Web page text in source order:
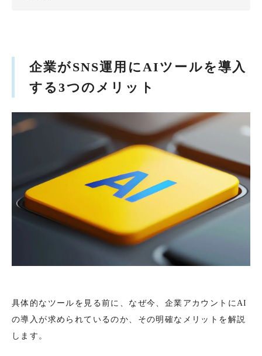
企業がSNS運用にAIツールを導入
する3つのメリット
具体的なツールを見る前に、なぜ今、企業アカウントにAI
の導入が求められているのか、その明確なメリットを解説
します。